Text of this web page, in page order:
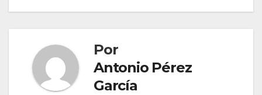
Por
Antonio Pérez
García